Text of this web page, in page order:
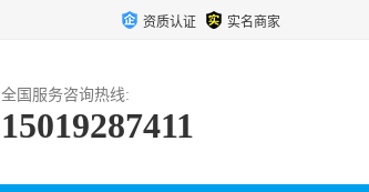
资质认证 实名商家
全国服务咨询热线:
15019287411